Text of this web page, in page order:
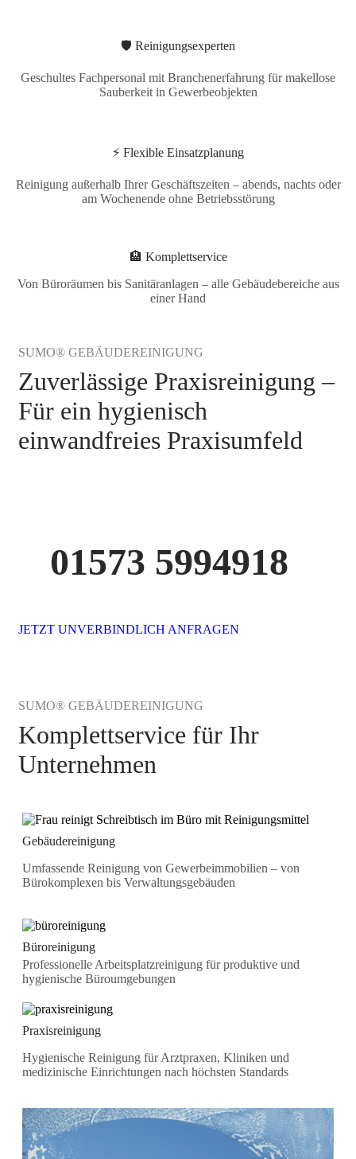
🛡️ Reinigungsexperten
Geschultes Fachpersonal mit Branchenerfahrung für makellose
Sauberkeit in Gewerbeobjekten
⚡ Flexible Einsatzplanung
Reinigung außerhalb Ihrer Geschäftszeiten – abends, nachts oder
am Wochenende ohne Betriebsstörung
🏨 Komplettservice
Von Büroräumen bis Sanitäranlagen – alle Gebäudebereiche aus
einer Hand
SUMO® GEBÄUDEREINIGUNG
Zuverlässige Praxisreinigung –
Für ein hygienisch
einwandfreies Praxisumfeld
01573 5994918
JETZT UNVERBINDLICH ANFRAGEN
SUMO® GEBÄUDEREINIGUNG
Komplettservice für Ihr
Unternehmen
Gebäudereinigung
Umfassende Reinigung von Gewerbeimmobilien – von
Bürokomplexen bis Verwaltungsgebäuden
Büroreinigung
Professionelle Arbeitsplatzreinigung für produktive und
hygienische Büroumgebungen
Praxisreinigung
Hygienische Reinigung für Arztpraxen, Kliniken und
medizinische Einrichtungen nach höchsten Standards